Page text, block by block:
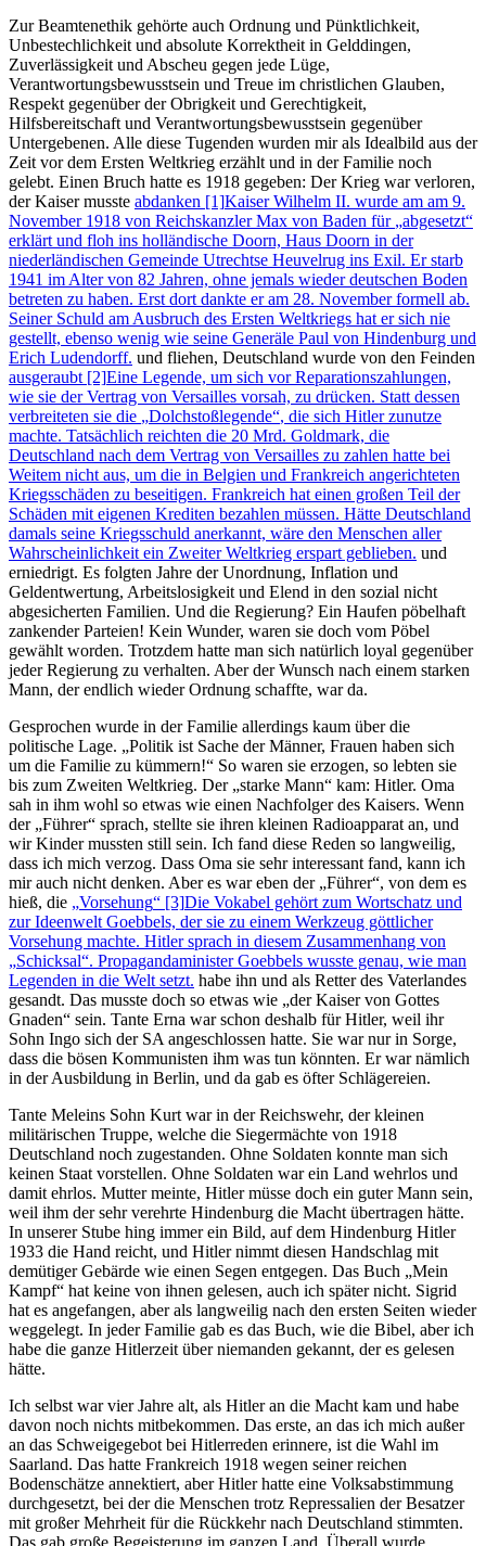
Zur Beamtenethik gehörte auch Ordnung und Pünktlichkeit,
Unbestechlichkeit und absolute Korrektheit in Gelddingen,
Zuverlässigkeit und Abscheu gegen jede Lüge,
Verantwortungsbewusstsein und Treue im christlichen Glauben,
Respekt gegenüber der Obrigkeit und Gerechtigkeit,
Hilfsbereitschaft und Verantwortungsbewusstsein gegenüber
Untergebenen. Alle diese Tugenden wurden mir als Idealbild aus der
Zeit vor dem Ersten Weltkrieg erzählt und in der Familie noch
gelebt. Einen Bruch hatte es 1918 gegeben: Der Krieg war verloren,
der Kaiser musste abdanken [1]Kaiser Wilhelm II. wurde am am 9.
November 1918 von Reichskanzler Max von Baden für abgesetzt
erklärt und floh ins holländische Doorn, Haus Doorn in der
niederländischen Gemeinde Utrechtse Heuvelrug ins Exil. Er starb
1941 im Alter von 82 Jahren, ohne jemals wieder deutschen Boden
betreten zu haben. Erst dort dankte er am 28. November formell ab.
Seiner Schuld am Ausbruch des Ersten Weltkriegs hat er sich nie
gestellt, ebenso wenig wie seine Generäle Paul von Hindenburg und
Erich Ludendorff. und fliehen, Deutschland wurde von den Feinden
ausgeraubt [2]Eine Legende, um sich vor Reparationszahlungen,
wie sie der Vertrag von Versailles vorsah, zu drücken. Statt dessen
verbreiteten sie die
Dolchstoßlegende , die sich Hitler zunutze
machte. Tatsächlich reichten die 20 Mrd. Goldmark, die
Deutschland nach dem Vertrag von Versailles zu zahlen hatte bei
Weitem nicht aus, um die in Belgien und Frankreich angerichteten
Kriegsschäden zu beseitigen. Frankreich hat einen großen Teil der
Schäden mit eigenen Krediten bezahlen müssen. Hätte Deutschland
damals seine Kriegsschuld anerkannt, wäre den Menschen aller
Wahrscheinlichkeit ein Zweiter Weltkrieg erspart geblieben. und
erniedrigt. Es folgten Jahre der Unordnung, Inflation und
Geldentwertung, Arbeitslosigkeit und Elend in den sozial nicht
abgesicherten Familien. Und die Regierung? Ein Haufen pöbelhaft
zankender Parteien! Kein Wunder, waren sie doch vom Pöbel
gewählt worden. Trotzdem hatte man sich natürlich loyal gegenüber
jeder Regierung zu verhalten. Aber der Wunsch nach einem starken
Mann, der endlich wieder Ordnung schaffte, war da.
Gesprochen wurde in der Familie allerdings kaum über die
politische Lage.
Politik ist Sache der Männer, Frauen haben sich
um die Familie zu kümmern!
So waren sie erzogen, so lebten sie
bis zum Zweiten Weltkrieg. Der starke Mann
kam: Hitler. Oma
sah in ihm wohl so etwas wie einen Nachfolger des Kaisers. Wenn
der Führer
sprach, stellte sie ihren kleinen Radioapparat an, und
wir Kinder mussten still sein. Ich fand diese Reden so langweilig,
dass ich mich verzog. Dass Oma sie sehr interessant fand, kann ich
mir auch nicht denken. Aber es war eben der Führer , von dem es
hieß, die
Vorsehung [3]Die Vokabel gehört zum Wortschatz und
zur Ideenwelt Goebbels, der sie zu einem Werkzeug göttlicher
Vorsehung machte. Hitler sprach in diesem Zusammenhang von
Schicksal . Propagandaminister Goebbels wusste genau, wie man
Legenden in die Welt setzt. habe ihn und als Retter des Vaterlandes
gesandt. Das musste doch so etwas wie
der Kaiser von Gottes
Gnaden
sein. Tante Erna war schon deshalb für Hitler, weil ihr
Sohn Ingo sich der SA angeschlossen hatte. Sie war nur in Sorge,
dass die bösen Kommunisten ihm was tun könnten. Er war nämlich
in der Ausbildung in Berlin, und da gab es öfter Schlägereien.
Tante Meleins Sohn Kurt war in der Reichswehr, der kleinen
militärischen Truppe, welche die Siegermächte von 1918
Deutschland noch zugestanden. Ohne Soldaten konnte man sich
keinen Staat vorstellen. Ohne Soldaten war ein Land wehrlos und
damit ehrlos. Mutter meinte, Hitler müsse doch ein guter Mann sein,
weil ihm der sehr verehrte Hindenburg die Macht übertragen hätte.
In unserer Stube hing immer ein Bild, auf dem Hindenburg Hitler
1933 die Hand reicht, und Hitler nimmt diesen Handschlag mit
demütiger Gebärde wie einen Segen entgegen. Das Buch
Mein
Kampf
hat keine von ihnen gelesen, auch ich später nicht. Sigrid
hat es angefangen, aber als langweilig nach den ersten Seiten wieder
weggelegt. In jeder Familie gab es das Buch, wie die Bibel, aber ich
habe die ganze Hitlerzeit über niemanden gekannt, der es gelesen
hätte.
Ich selbst war vier Jahre alt, als Hitler an die Macht kam und habe
davon noch nichts mitbekommen. Das erste, an das ich mich außer
an das Schweigegebot bei Hitlerreden erinnere, ist die Wahl im
Saarland. Das hatte Frankreich 1918 wegen seiner reichen
Bodenschätze annektiert, aber Hitler hatte eine Volksabstimmung
durchgesetzt, bei der die Menschen trotz Repressalien der Besatzer
mit großer Mehrheit für die Rückkehr nach Deutschland stimmten.